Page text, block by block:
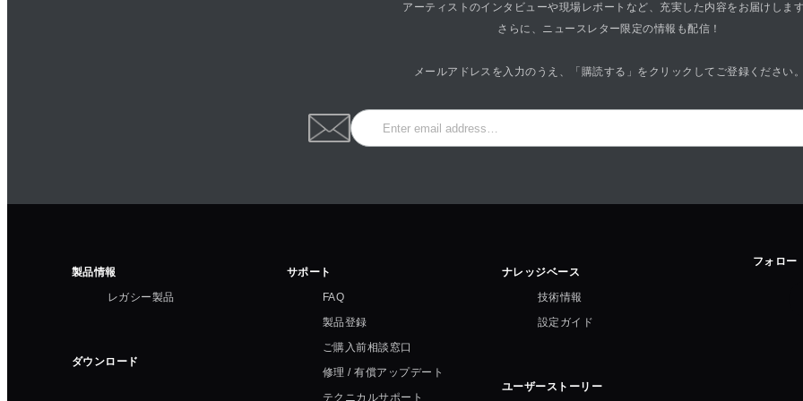
アーティストのインタビューや現場レポートなど、充実した内容をお届けしま
さらに、ニュースレター限定の情報も配信！
メールアドレスを入力のうえ、「購読する」をクリックしてご登録ください
製品情報
レガシー製品
ダウンロード
サポート
FAQ
製品登録
ご購入前相談窓口
修理 / 有償アップデート
テクニカルサポート
ナレッジベース
技術情報
設定ガイド
ユーザーストーリー
フォロー